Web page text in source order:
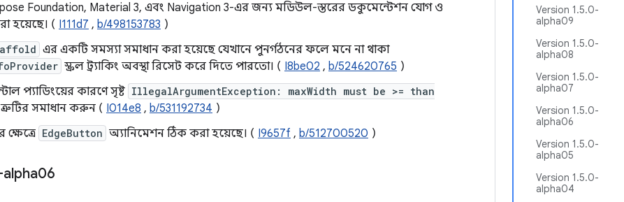
Version 1.5.0-
alpha09
Version 1.5.0-
alpha08
Version 1.5.0-
alpha07
Version 1.5.0-
alpha06
Version 1.5.0-
alpha05
Version 1.5.0-
alpha04
Foundation, Material 3, এবং Navigation 3-এর জন্য মডিউল-স্তরের ডকুমেন্টেশন যোগ ও
হয়েছে। ( I111d7 , b/498153783 )
এর একটি সমস্যা সমাধান করা হয়েছে যেখানে পুনর্গঠনের ফলে মনে না থাকা
স্ক্রল ট্র্যাকিং অবস্থা রিসেট করে দিতে পারতো। ( I8be02 , b/524620765 )
প্যাডিংয়ের কারণে সৃষ্ট IllegalArgumentException: maxWidth must be >= than
ত্রুটির সমাধান করুন ( I014e8 , b/531192734 )
ক্ষেত্রে EdgeButton অ্যানিমেশন ঠিক করা হয়েছে। ( I9657f , b/512700520 )